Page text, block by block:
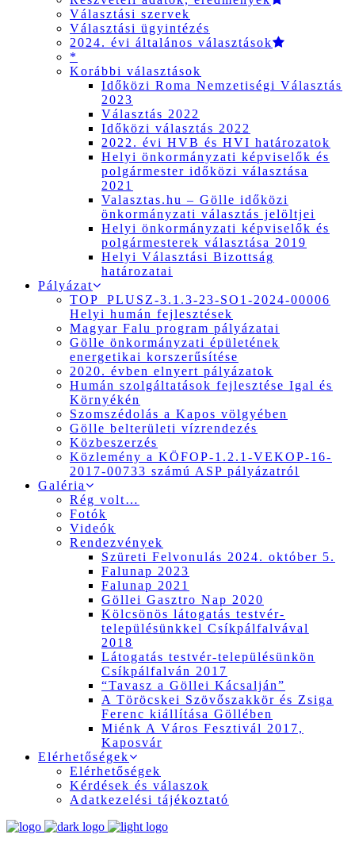
Választási szervek
Választási ügyintézés
2024. évi általános választások
*
Korábbi választások
Időközi Roma Nemzetiségi Választás
2023
Választás 2022
Időközi választás 2022
2022. évi HVB és HVI határozatok
Helyi önkormányzati képviselők és
polgármester időközi választása
2021
Valasztas.hu – Gölle időközi
önkormányzati választás jelöltjei
Helyi önkormányzati képviselők és
polgármesterek választása 2019
Helyi Választási Bizottság
határozatai
Pályázat
TOP_PLUSZ-3.1.3-23-SO1-2024-00006
Helyi humán fejlesztések
Magyar Falu program pályázatai
Gölle önkormányzati épületének
energetikai korszerűsítése
2020. évben elnyert pályázatok
Humán szolgáltatások fejlesztése Igal és
Környékén
Szomszédolás a Kapos völgyében
Gölle belterületi vízrendezés
Közbeszerzés
Közlemény a KÖFOP-1.2.1-VEKOP-16-
2017-00733 számú ASP pályázatról
Galéria
Rég volt…
Fotók
Videók
Rendezvények
Szüreti Felvonulás 2024. október 5.
Falunap 2023
Falunap 2021
Göllei Gasztro Nap 2020
Kölcsönös látogatás testvér-
településünkkel Csíkpálfalvával
2018
Látogatás testvér-településünkön
Csíkpálfalván 2017
“Tavasz a Göllei Kácsalján”
A Töröcskei Szövőszakkör és Zsiga
Ferenc kiállítása Göllében
Miénk A Város Fesztivál 2017,
Kaposvár
Elérhetőségek
Elérhetőségek
Kérdések és válaszok
Adatkezelési tájékoztató